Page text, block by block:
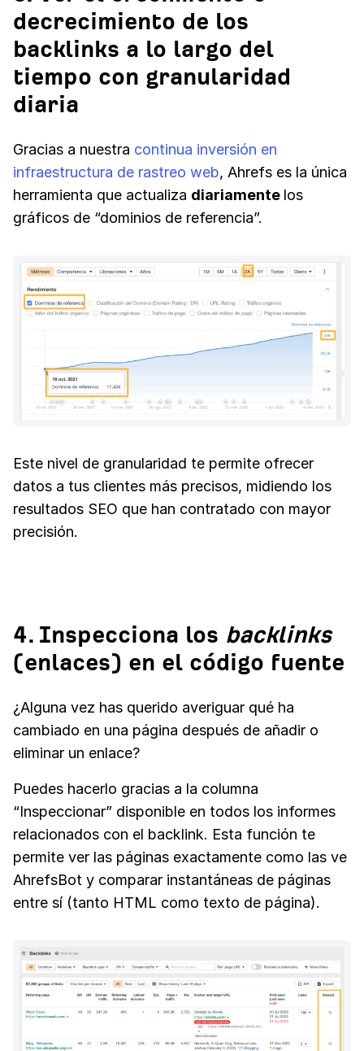
decrecimiento de los
backlinks a lo largo del
tiempo con granularidad
diaria
Gracias a nuestra continua inversión en
infraestructura de rastreo web, Ahrefs es la única
herramienta que actualiza diariamente los
gráficos de “dominios de referencia”.
Este nivel de granularidad te permite ofrecer
datos a tus clientes más precisos, midiendo los
resultados SEO que han contratado con mayor
precisión.
4. Inspecciona los backlinks
(enlaces) en el código fuente
¿Alguna vez has querido averiguar qué ha
cambiado en una página después de añadir o
eliminar un enlace?
Puedes hacerlo gracias a la columna
“Inspeccionar” disponible en todos los informes
relacionados con el backlink. Esta función te
permite ver las páginas exactamente como las ve
AhrefsBot y comparar instantáneas de páginas
entre sí (tanto HTML como texto de página).